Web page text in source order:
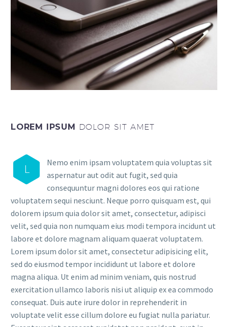
LOREM IPSUM DOLOR SIT AMET
L
Nemo enim ipsam voluptatem quia voluptas sit
aspernatur aut odit aut fugit, sed quia
consequuntur magni dolores eos qui ratione
voluptatem sequi nesciunt. Neque porro quisquam est, qui
dolorem ipsum quia dolor sit amet, consectetur, adipisci
velit, sed quia non numquam eius modi tempora incidunt ut
labore et dolore magnam aliquam quaerat voluptatem.
Lorem ipsum dolor sit amet, consectetur adipisicing elit,
sed do eiusmod tempor incididunt ut labore et dolore
magna aliqua. Ut enim ad minim veniam, quis nostrud
exercitation ullamco laboris nisi ut aliquip ex ea commodo
consequat. Duis aute irure dolor in reprehenderit in
voluptate velit esse cillum dolore eu fugiat nulla pariatur.